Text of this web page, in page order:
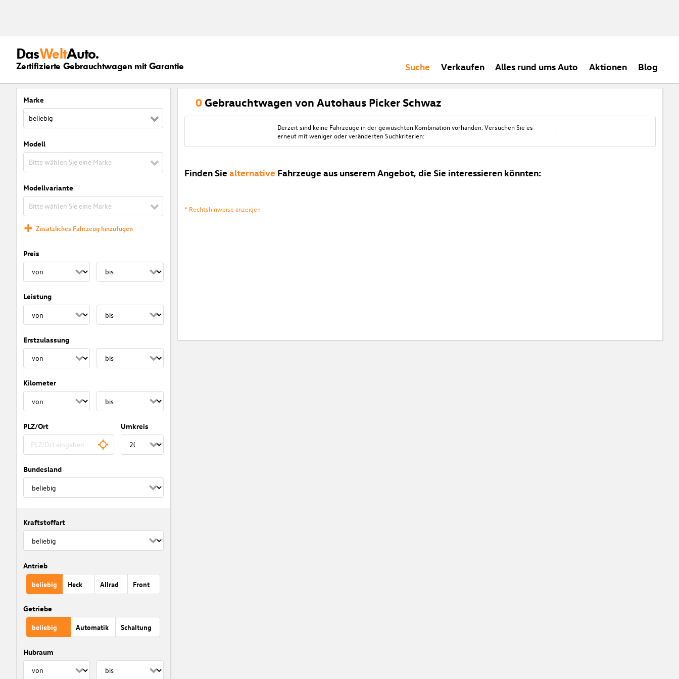
DasWeltAuto.
Zertifizierte Gebrauchtwagen mit Garantie Suche Verkaufen Alles rund ums Auto Aktionen Blog
Marke
beliebig
Modell
Bitte wählen Sie eine Marke
Modellvariante
Bitte wählen Sie eine Marke
Zusätzliches Fahrzeug hinzufügen
Preis
Leistung
Erstzulassung
Kilometer
PLZ/Ort Umkreis
Bundesland
Kraftstoffart
Antrieb
beliebig Heck Allrad Front
Getriebe
beliebig Automatik Schaltung
Hubraum
0 Gebrauchtwagen von Autohaus Picker Schwaz
Derzeit sind keine Fahrzeuge in der gewüschten Kombination vorhanden. Versuchen Sie es
erneut mit weniger oder veränderten Suchkriterien:
Finden Sie alternative Fahrzeuge aus unserem Angebot, die Sie interessieren könnten:
* Rechtshinweise anzeigen